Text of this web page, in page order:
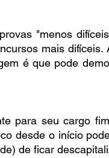
"menos
mais
é que pode
para seu cargo
desde o início
de ficar